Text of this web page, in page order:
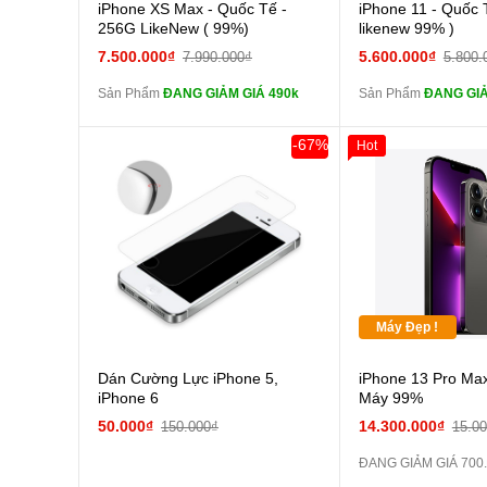
màn
tai nghe iPhone 6S
zin
Pin dự phòng và
các Phụ Kiện Khác
iPhone XS Max - Quốc Tế -
256G LikeNew ( 99%)
7.500.000₫ 7.990.000₫
Sản Phẩm ĐANG GIẢM GIÁ 490k
màn
tai
zin
Đổi Sạc
Pin
các Phụ Kiện Khác
iPhone 11 - Quốc
likenew 99% )
5.600.000₫
Sản Phẩm ĐANG
Dán Cường Lực iPhone 5,
iPhone 6
50.000₫ 150.000₫
-67%
Máy Đẹp !
iPhone 13 Pro
Máy 99%
14.300.000₫
ĐANG GIẢM GIÁ
Hot